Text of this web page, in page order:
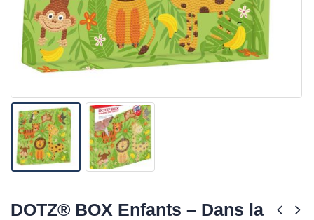
DOTZ® BOX Enfants – Dans la